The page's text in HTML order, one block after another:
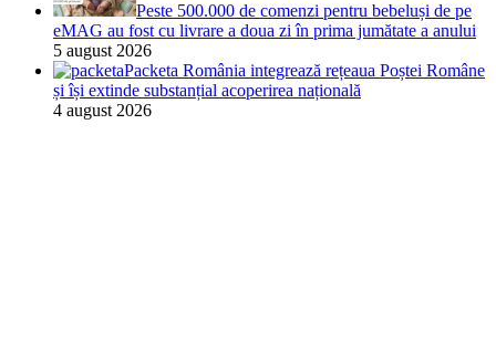
Peste 500.000 de comenzi pentru bebeluși de pe
eMAG au fost cu livrare a doua zi în prima jumătate a anului
5 august 2026
Packeta România integrează rețeaua Poștei Române
și își extinde substanțial acoperirea națională
4 august 2026